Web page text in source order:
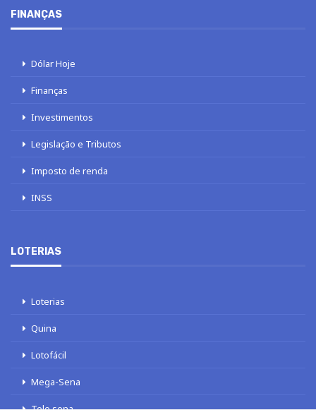
FINANÇAS
Dólar Hoje
Finanças
Investimentos
Legislação e Tributos
Imposto de renda
INSS
LOTERIAS
Loterias
Quina
Lotofácil
Mega-Sena